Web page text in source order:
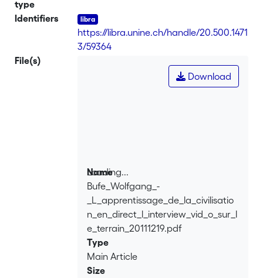
type
Identifiers
https://libra.unine.ch/handle/20.500.1471
3/59364
File(s)
Loading...
Loading...
Download
Name
Bufe_Wolfgang_-
_L_apprentissage_de_la_civilisatio
n_en_direct_l_interview_vid_o_sur_l
e_terrain_20111219.pdf
Type
Main Article
Size